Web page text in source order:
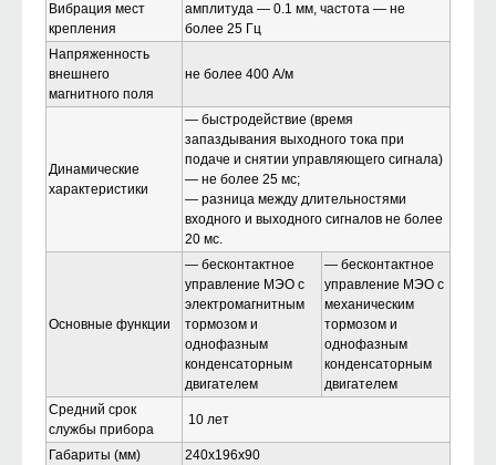
Вибрация мест
крепления
амплитуда — 0.1 мм, частота — не
более 25 Гц
Напряженность
внешнего
магнитного поля
не более 400 А/м
Динамические
характеристики
— быстродействие (время
запаздывания выходного тока при
подаче и снятии управляющего сигнала)
— не более 25 мс;
— разница между длительностями
входного и выходного сигналов не более
20 мс.
Основные функции
— бесконтактное
управление МЭО с
электромагнитным
тормозом и
однофазным
конденсаторным
двигателем
— бесконтактное
управление МЭО с
механическим
тормозом и
однофазным
конденсаторным
двигателем
Средний срок
службы прибора
10 лет
Габариты (мм)
240х196х90